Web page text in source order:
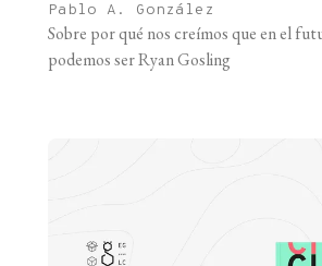
Pablo A. González
Sobre por qué nos creímos que en el
podemos ser Ryan Gosling